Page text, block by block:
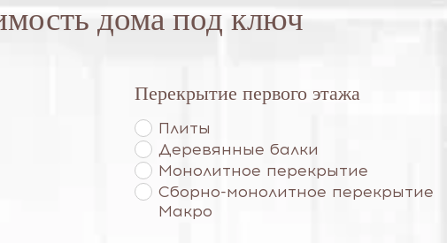
дома под ключ
Перекрытие первого этажа
Плиты
Деревянные балки
Монолитное перекрытие
Сборно-монолитное перекрытие
Макро